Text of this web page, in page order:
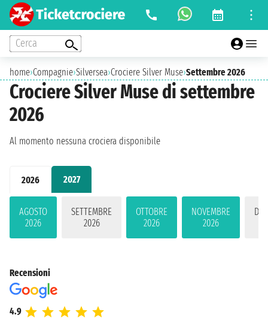
Cerca
home›Compagnie›Silversea›Crociere Silver Muse›Settembre 2026
Crociere Silver Muse di settembre
2026
2026 2027
AGOSTO
2026
SETTEMBRE
2026
OTTOBRE
2026
NOVEMBRE
2026
Al momento nessuna crociera disponibile
Recensioni
4.9